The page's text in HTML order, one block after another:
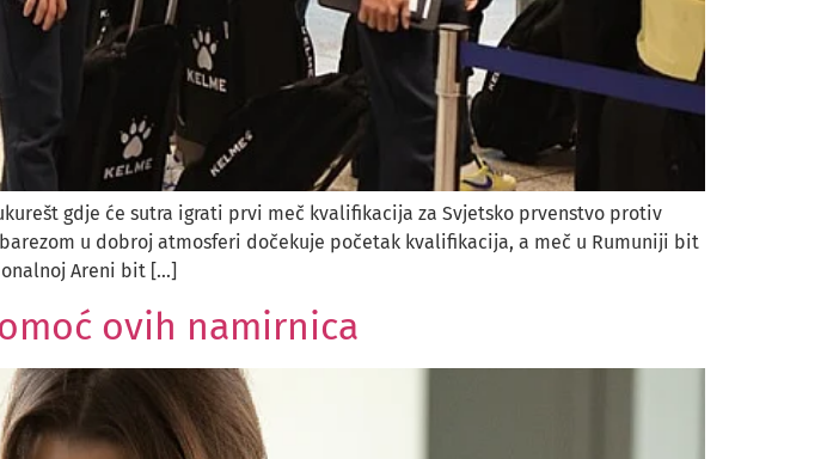
gdje će sutra igrati prvi meč kvalifikacija za Svjetsko prvenstvo protiv
u dobroj atmosferi dočekuje početak kvalifikacija, a meč u Rumuniji bit
Areni bit […]
ovih namirnica